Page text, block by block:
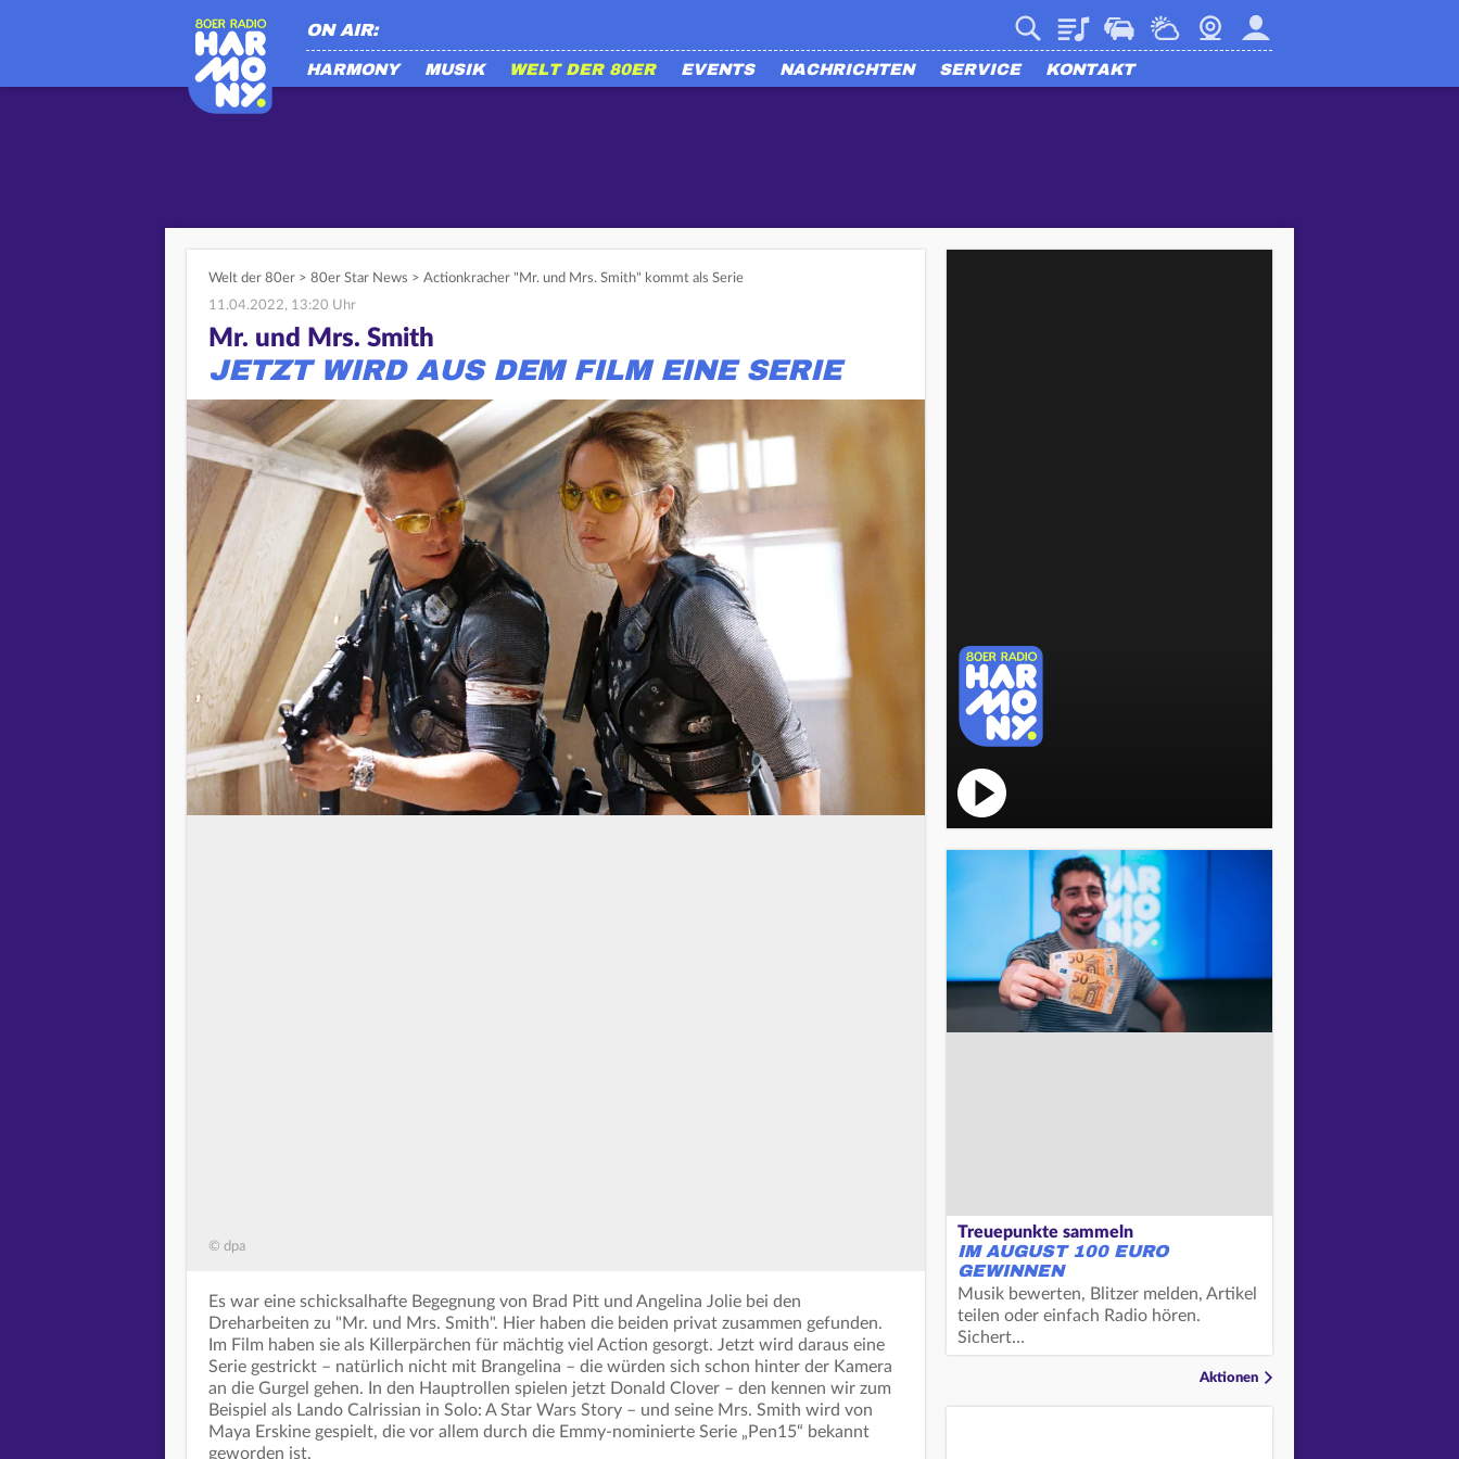
ON AIR: PlaylistVerkehrWetterWebcamMein harmony
HARMONY MUSIK WELT DER 80ER EVENTS NACHRICHTEN SERVICE KONTAKT
Welt der 80er > 80er Star News > Actionkracher "Mr. und Mrs. Smith" kommt als Serie
11.04.2022, 13:20 Uhr
Mr. und Mrs. Smith
JETZT WIRD AUS DEM FILM EINE SERIE
© dpa
Es war eine schicksalhafte Begegnung von Brad Pitt und Angelina Jolie bei den
Dreharbeiten zu "Mr. und Mrs. Smith". Hier haben die beiden privat zusammen gefunden.
Im Film haben sie als Killerpärchen für mächtig viel Action gesorgt. Jetzt wird daraus eine
Serie gestrickt – natürlich nicht mit Brangelina – die würden sich schon hinter der Kamera
an die Gurgel gehen. In den Hauptrollen spielen jetzt Donald Clover – den kennen wir zum
Beispiel als Lando Calrissian in Solo: A Star Wars Story – und seine Mrs. Smith wird von
Maya Erskine gespielt, die vor allem durch die Emmy-nominierte Serie „Pen15“ bekannt
geworden ist.
Treuepunkte sammeln
IM AUGUST 100 EURO
GEWINNEN
Musik bewerten, Blitzer melden, Artikel
teilen oder einfach Radio hören.
Sichert…
Aktionen